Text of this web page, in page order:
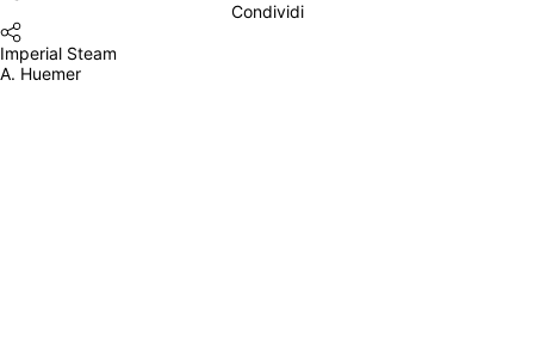
Condividi
Imperial Steam
A. Huemer